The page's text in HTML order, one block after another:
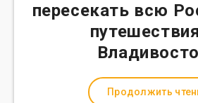
пересекать всю
Продолжить